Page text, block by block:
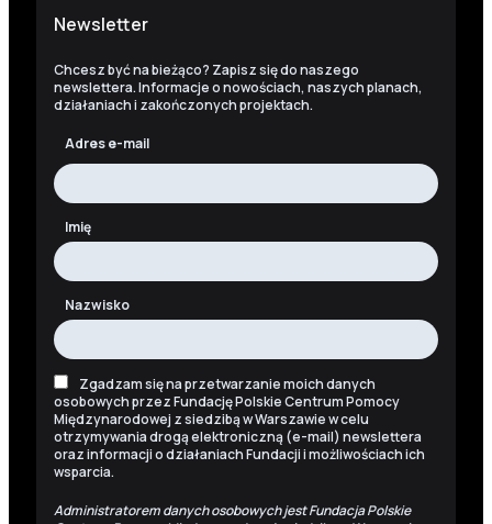
Newsletter
Chcesz być na bieżąco? Zapisz się do naszego
newslettera. Informacje o nowościach, naszych planach,
działaniach i zakończonych projektach.
Adres e-mail
Imię
Nazwisko
Zgadzam się na przetwarzanie moich danych
osobowych przez Fundację Polskie Centrum Pomocy
Międzynarodowej z siedzibą w Warszawie w celu
otrzymywania drogą elektroniczną (e-mail) newslettera
oraz informacji o działaniach Fundacji i możliwościach ich
wsparcia.
Administratorem danych osobowych jest Fundacja Polskie